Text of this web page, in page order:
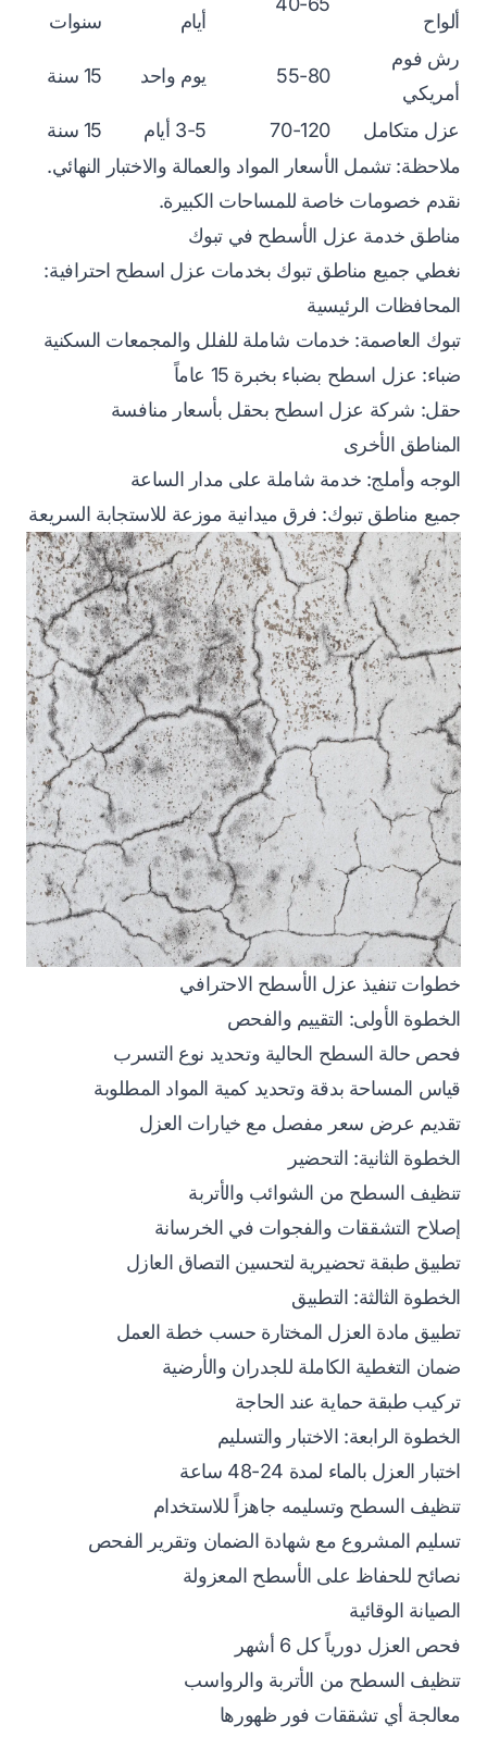
ألواح أيام
سنوات
رش فوم
أمريكي
55-80 يوم واحد 15 سنة
عزل متكامل 70-120 3-5 أيام
15 سنة
ملاحظة: تشمل الأسعار المواد والعمالة والاختبار النهائي.
نقدم خصومات خاصة للمساحات الكبيرة.
مناطق خدمة عزل الأسطح في تبوك
نغطي جميع مناطق تبوك بخدمات عزل اسطح احترافية:
المحافظات الرئيسية
تبوك العاصمة: خدمات شاملة للفلل والمجمعات السكنية
ضباء: عزل اسطح بضباء بخبرة 15 عاماً
حقل: شركة عزل اسطح بحقل بأسعار منافسة
المناطق الأخرى
الوجه وأملج: خدمة شاملة على مدار الساعة
جميع مناطق تبوك: فرق ميدانية موزعة للاستجابة السريعة
خطوات تنفيذ عزل الأسطح الاحترافي
الخطوة الأولى: التقييم والفحص
فحص حالة السطح الحالية وتحديد نوع التسرب
قياس المساحة بدقة وتحديد كمية المواد المطلوبة
تقديم عرض سعر مفصل مع خيارات العزل
الخطوة الثانية: التحضير
تنظيف السطح من الشوائب والأتربة
إصلاح التشققات والفجوات في الخرسانة
تطبيق طبقة تحضيرية لتحسين التصاق العازل
الخطوة الثالثة: التطبيق
تطبيق مادة العزل المختارة حسب خطة العمل
ضمان التغطية الكاملة للجدران والأرضية
تركيب طبقة حماية عند الحاجة
الخطوة الرابعة: الاختبار والتسليم
اختبار العزل بالماء لمدة 24-48 ساعة
تنظيف السطح وتسليمه جاهزاً للاستخدام
تسليم المشروع مع شهادة الضمان وتقرير الفحص
نصائح للحفاظ على الأسطح المعزولة
الصيانة الوقائية
فحص العزل دورياً كل 6 أشهر
تنظيف السطح من الأتربة والرواسب
معالجة أي تشققات فور ظهورها